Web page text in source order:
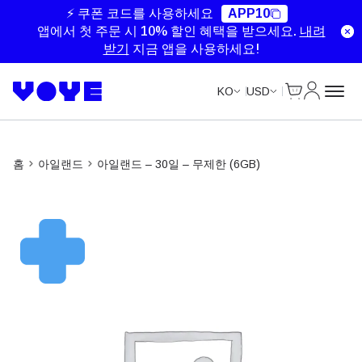
⚡ 쿠폰 코드를 사용하세요
APP10
앱에서 첫 주문 시 10% 할인 혜택을 받으세요. 내려
받기
지금 앱을 사용하세요!
KO USD
홈 아일랜드 아일랜드 – 30일 – 무제한 (6GB)
Unlimited Data
Unlimited Data
Unlimited Data
Unlimited Data